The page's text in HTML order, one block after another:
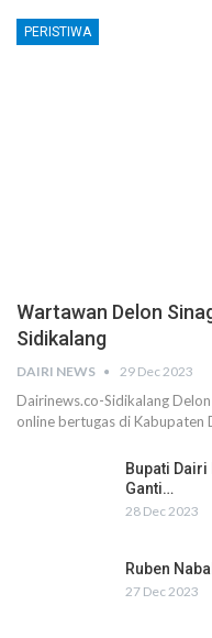
PERISTIWA
Wartawan Delon
Sidikalang
DAIRI NEWS 29 Dec 2023
Dairinews.co-Sidikalang
online bertugas di Kabupaten
Bupati
Ganti…
28 Dec 2023
Ruben
27 Dec 2023